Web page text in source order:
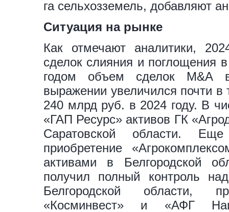
га сельхозземель, добавляют
Ситуация на рынке
Как отмечают аналитики,
сделок слияния и поглощения
годом объем сделок M&A
выражении увеличился почти
240 млрд руб. в 2024 году. В
«ГАП Ресурс» активов ГК
Саратовской области.
приобретение
активами в Белгородской
получил полный контроль
Белгородской области,
«Косминвест» и «АФГ